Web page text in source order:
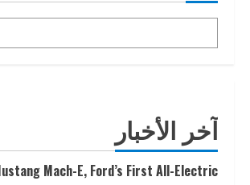
آخر الأخبار
Mach-E, Ford’s First All-Electric